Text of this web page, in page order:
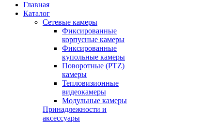
Главная
Каталог
Сетевые камеры
Фиксированные
корпусные камеры
Фиксированные
купольные камеры
Поворотные (PTZ)
камеры
Тепловизионные
видеокамеры
Модульные камеры
Принадлежности и
аксессуары